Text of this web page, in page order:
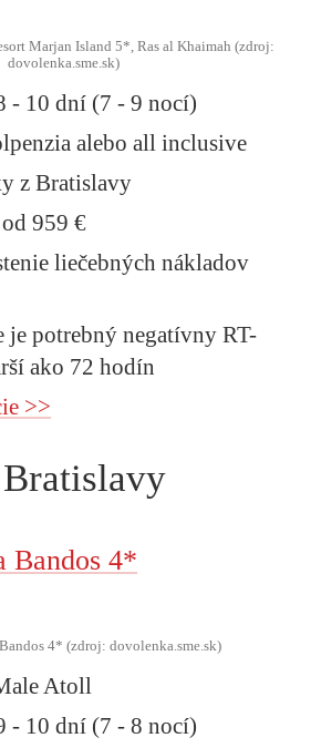
Marjan Island 5*, Ras al Khaimah (zdroj:
dovolenka.sme.sk)
- 10 dní (7 - 9 nocí)
alebo all inclusive
z Bratislavy
od 959 €
liečebných nákladov
je potrebný negatívny RT-
ako 72 hodín
>>
Bandos 4*
4* (zdroj: dovolenka.sme.sk)
Atoll
- 10 dní (7 - 8 nocí)